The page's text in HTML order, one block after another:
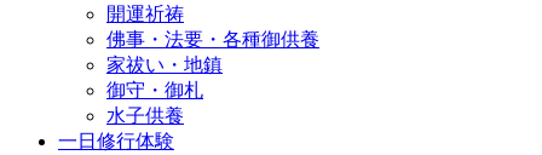
開運祈祷
佛事・法要・各種御供養
家祓い・地鎮
御守・御札
水子供養
一日修行体験